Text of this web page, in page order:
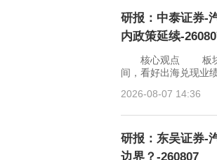
研报：中泰证券-
内政策延续-
核心观点 板块预
间，看好出海兑现
2026-08-07 14:36
研报：东吴证券-
边界？-260807